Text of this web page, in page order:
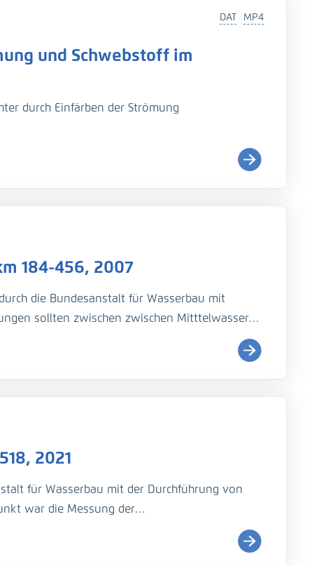
MP4
DAT
und Schwebstoff im
durch Einfärben der Strömung
184-456, 2007
die Bundesanstalt für Wasserbau mit
sollten zwischen zwischen Mitttelwasser
Sohlhöhen in einem Längsproﬁl entlang der
bzw. Zuläufen der Elbe
bei Schönberg
(Mündung)
2021
für Wasserbau mit der Durchführung von
war die Messung der